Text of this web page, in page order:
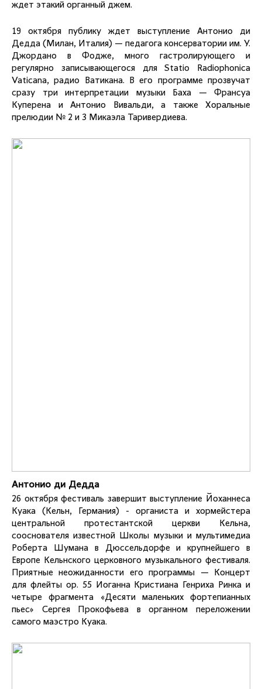
ждет этакий органный джем.
19 октября публику ждет выступление Антонио ди
Дедда (Милан, Италия) — педагога консерватории им. У.
Джордано в Фодже, много гастролирующего и
регулярно записывающегося для Statio Radiophonica
Vaticana, радио Ватикана. В его программе прозвучат
сразу три интерпретации музыки Баха — Франсуа
Куперена и Антонио Вивальди, а также Хоральные
прелюдии № 2 и 3 Микаэла Таривердиева.
Антонио ди Дедда
26 октября фестиваль завершит выступление Йоханнеса
Куака (Кельн, Германия) - органиста и хормейстера
центральной протестантской церкви Кельна,
сооснователя известной Школы музыки и мультимедиа
Роберта Шумана в Дюссельдорфе и крупнейшего в
Европе Кельнского церковного музыкального фестиваля.
Приятные неожиданности его программы — Концерт
для флейты ор. 55 Иоганна Кристиана Генриха Ринка и
четыре фрагмента «Десяти маленьких фортепианных
пьес» Сергея Прокофьева в органном переложении
самого маэстро Куака.